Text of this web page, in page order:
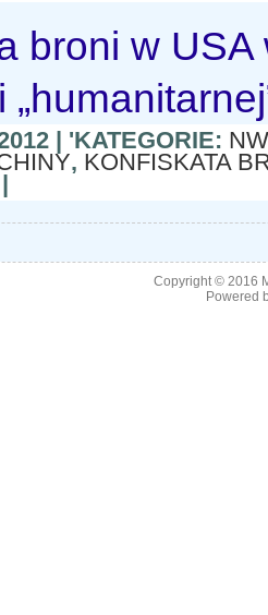
broni w USA
| 'KATEGORIE:
, KONFISKATA
Copyright © 2016
Powered